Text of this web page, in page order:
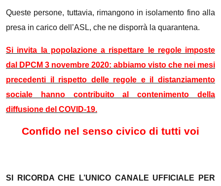
Queste persone, tuttavia, rimangono in isolamento fino alla
presa in carico dell’ASL, che ne disporrà la quarantena.
Si invita la popolazione a rispettare le regole imposte
dal DPCM 3 novembre 2020: abbiamo visto che nei mesi
precedenti il rispetto delle regole e il distanziamento
sociale hanno contribuito al contenimento della
diffusione del COVID-19.
Confido nel senso civico di tutti voi
SI RICORDA CHE L’UNICO CANALE UFFICIALE PER